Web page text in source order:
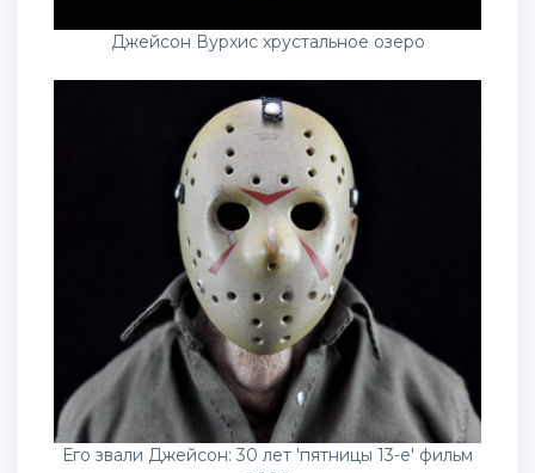
Джейсон Вурхис хрустальное озеро
Его звали Джейсон: 30 лет 'пятницы 13-е' фильм